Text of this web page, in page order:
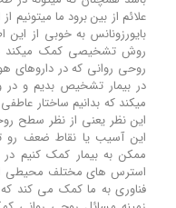
علائم از بین برود ما میتونیم
بایورزونانس به خوبی از این
روش تشخیصی کمک میکند با
روحی روانی که در داروهای
در بیمار تشخیص بدیم و
میکند که بدانیم ساختار
این نظر یعنی از نظر سطح
این آسیب یا نقاط ضعف رو
ممکن به بیمار کمک کنیم در
استرس های مختلف محیطی
فناوری به ما کمک می کند که